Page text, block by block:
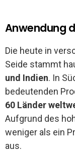
Anwendung
Die heute in
Seide stammt
und Indien. In
bedeutenden
60 Länder
Aufgrund des
weniger als ein
aus.